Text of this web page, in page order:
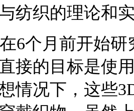
纺织的理论和
6个月前开始研
接的目标是使
情况下，这些